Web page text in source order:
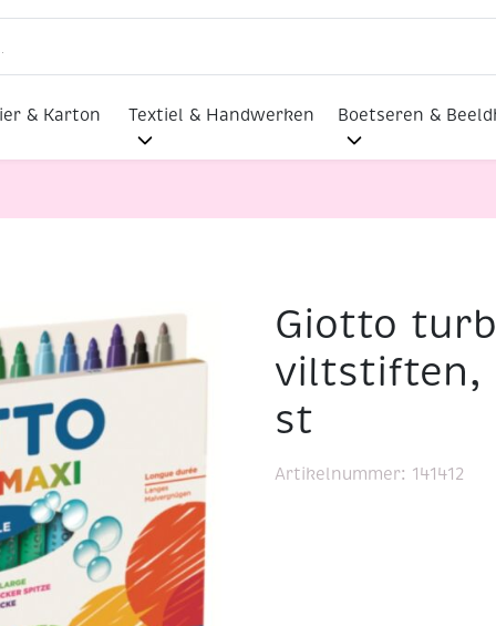
& Karton Textiel & Handwerken Boetseren &
maxi viltstiften, assortiment 18 stGiotto
viltstiften,
st
Artikelnummer: 141412